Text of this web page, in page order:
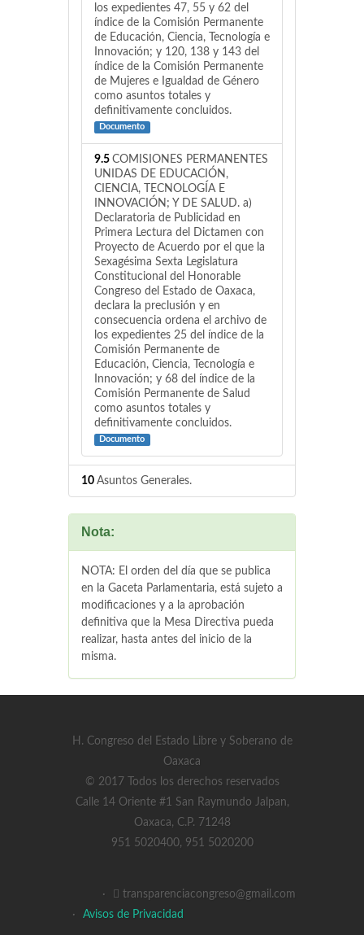
los expedientes 47, 55 y 62 del
índice de la Comisión Permanente
de Educación, Ciencia, Tecnología e
Innovación; y 120, 138 y 143 del
índice de la Comisión Permanente
de Mujeres e Igualdad de Género
como asuntos totales y
definitivamente concluidos.
Documento
9.5 COMISIONES PERMANENTES
UNIDAS DE EDUCACIÓN,
CIENCIA, TECNOLOGÍA E
INNOVACIÓN; Y DE SALUD. a)
Declaratoria de Publicidad en
Primera Lectura del Dictamen con
Proyecto de Acuerdo por el que la
Sexagésima Sexta Legislatura
Constitucional del Honorable
Congreso del Estado de Oaxaca,
declara la preclusión y en
consecuencia ordena el archivo de
los expedientes 25 del índice de la
Comisión Permanente de
Educación, Ciencia, Tecnología e
Innovación; y 68 del índice de la
Comisión Permanente de Salud
como asuntos totales y
definitivamente concluidos.
Documento
10 Asuntos Generales.
Nota:
NOTA: El orden del día que se publica
en la Gaceta Parlamentaria, está sujeto a
modificaciones y a la aprobación
definitiva que la Mesa Directiva pueda
realizar, hasta antes del inicio de la
misma.
H. Congreso del Estado Libre y Soberano de
Oaxaca
© 2017 Todos los derechos reservados
Calle 14 Oriente #1 San Raymundo Jalpan,
Oaxaca, C.P. 71248
951 5020400, 951 5020200
·
transparenciacongreso@gmail.com
·
Avisos de Privacidad